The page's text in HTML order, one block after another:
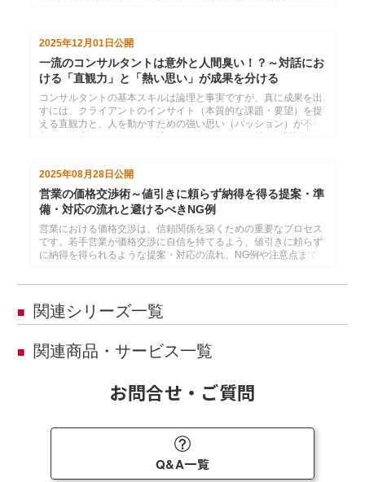
2025年12月01日 公開
一流のコンサルタントは意外と人間臭い！？～対話にお
ける「直観力」と「熱い思い」が成果を分ける
コンサルタントの基本スキルは論理と事実ですが、真に成果を出
すには、クライアントのインサイト（本質的な課題・要望）を捉
える直観力と、人を動かすための強い思い（パッション）が不可
2025年08月28日公開
営業の価格交渉術～値引きに頼らず納得を得る提案・準
備・対応の流れと避けるべきNG例
営業における価格交渉は、信頼関係を築くための重要なプロセス
です。若手営業が価格交渉に自信を持てるよう、値引きに頼らず
に納得を得られるような提案・対応の流れ、NG例や注意点まで
■ 関連シリーズ一覧
■ 関連商品・サービス一覧
お問合せ・ご質問
Q&A一覧